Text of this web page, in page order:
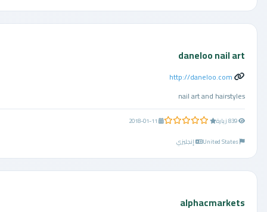
daneloo nail art
http://daneloo.com
nail art and hairstyles
0.0 من 5 نجوم
2018-01-11
إنجليزي
alphacmarkets